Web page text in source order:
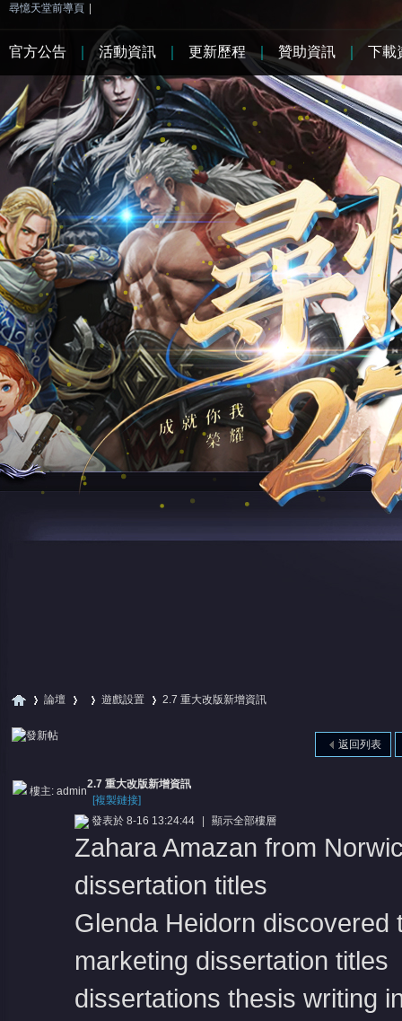
尋憶天堂前導頁
論壇 遊戲設置
›
2.7 重大改版新增資訊
返回列表
樓主: admin
2.7 重大改版新增資訊
[複製鏈接]
發表於 8-16 13:24:44 顯示全部樓層
Zahara Amazan from
dissertation titles
Glenda Heidorn discovered
marketing dissertation titles
dissertations thesis writing